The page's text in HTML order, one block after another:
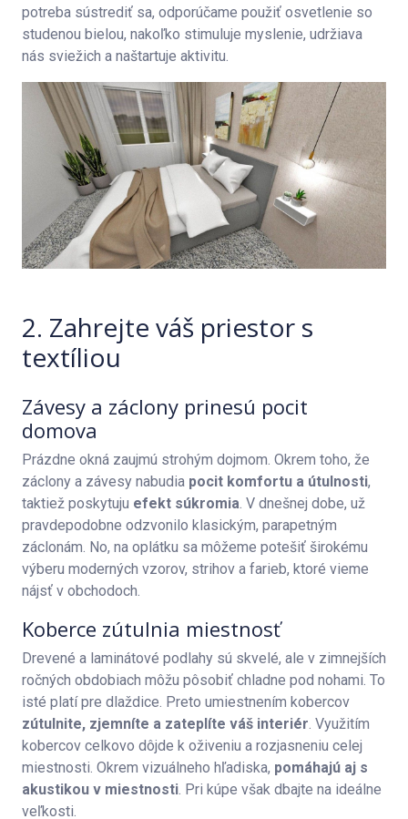
potreba sústrediť sa, odporúčame použiť osvetlenie so
studenou bielou, nakoľko stimuluje myslenie, udržiava
nás sviežich a naštartuje aktivitu.
2. Zahrejte váš priestor s
textíliou
Závesy a záclony prinesú pocit
domova
Prázdne okná zaujmú strohým dojmom. Okrem toho, že
záclony a závesy nabudia pocit komfortu a útulnosti,
taktiež poskytuju efekt súkromia. V dnešnej dobe, už
pravdepodobne odzvonilo klasickým, parapetným
záclonám. No, na oplátku sa môžeme potešiť širokému
výberu moderných vzorov, strihov a farieb, ktoré vieme
nájsť v obchodoch.
Koberce zútulnia miestnosť
Drevené a laminátové podlahy sú skvelé, ale v zimnejších
ročných obdobiach môžu pôsobiť chladne pod nohami. To
isté platí pre dlaždice. Preto umiestnením kobercov
zútulnite, zjemníte a zateplíte váš interiér. Využitím
kobercov celkovo dôjde k oživeniu a rozjasneniu celej
miestnosti. Okrem vizuálneho hľadiska, pomáhajú aj s
akustikou v miestnosti. Pri kúpe však dbajte na ideálne
veľkosti.